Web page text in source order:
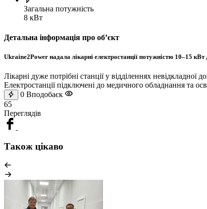
Загальна потужність
8 кВт
Детальна інформація про обʼєкт
Ukraine2Power надала лікарні електростанції потужністю 10–15 кВт
Лікарні дуже потрібні станції у відділеннях
Електростанції підключені до медичного обладнання та
0 Вподобаєк
65
Переглядів
Також цікаво